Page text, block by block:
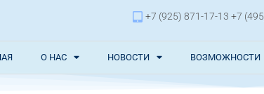
+7 (925) 871-17-13 +7
О НАС НОВОСТИ ВОЗМОЖНОСТИ